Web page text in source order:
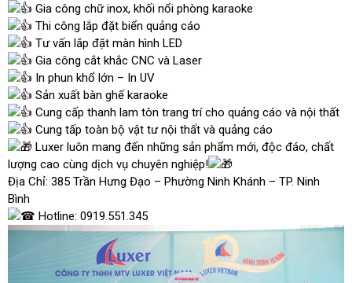
Gia công chữ inox, khối nổi phòng karaoke
Thi công lắp đặt biển quảng cáo
Tư vấn lắp đặt màn hình LED
Gia công cắt khắc CNC và Laser
In phun khổ lớn – In UV
Sản xuất bàn ghế karaoke
Cung cấp thanh lam tôn trang trí cho quảng cáo và nội thất
Cung tấp toàn bộ vật tư nội thất và quảng cáo
Luxer luôn mang đến những sản phẩm mới, độc đáo, chất
lượng cao cùng dịch vụ chuyên nghiệp!
Địa Chỉ: 385 Trần Hưng Đạo – Phường Ninh Khánh – TP. Ninh
Bình
Hotline: 0919.551.345